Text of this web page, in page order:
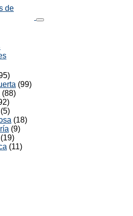
(99)
(88)
(5)
(18)
(9)
(19)
(11)